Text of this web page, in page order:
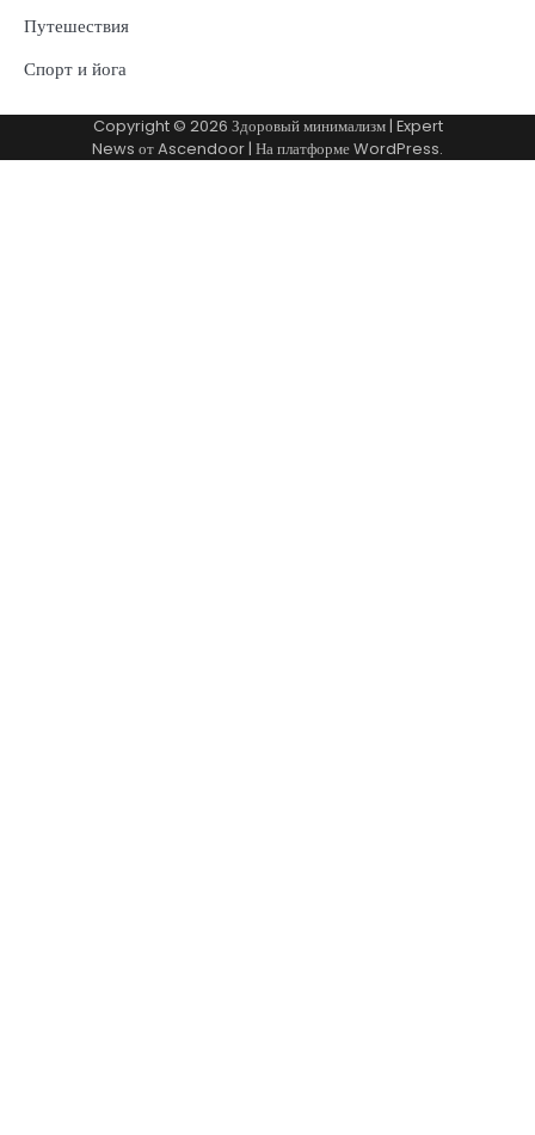
Путешествия
Спорт и йога
Copyright © 2026 Здоровый минимализм| Expert
News отAscendoor| На платформеWordPress.